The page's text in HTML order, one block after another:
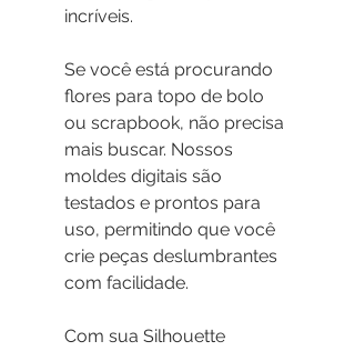
incríveis.
Se você está procurando
flores para topo de bolo
ou scrapbook, não precisa
mais buscar. Nossos
moldes digitais são
testados e prontos para
uso, permitindo que você
crie peças deslumbrantes
com facilidade.
Com sua Silhouette